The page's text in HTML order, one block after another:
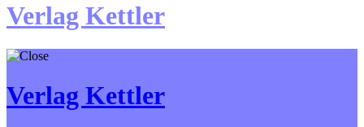
Verlag Kettler
Verlag Kettler